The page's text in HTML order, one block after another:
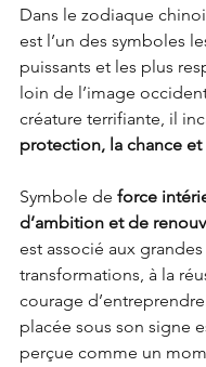
Dans le zodiaque
est l’un des symboles
puissants et les plus
loin de l’image
créature terrifiante, il
protection, la chance et
Symbole de force
d’ambition et de
est associé aux grandes
transformations, à la
courage
placée sous son signe
perçue comme un